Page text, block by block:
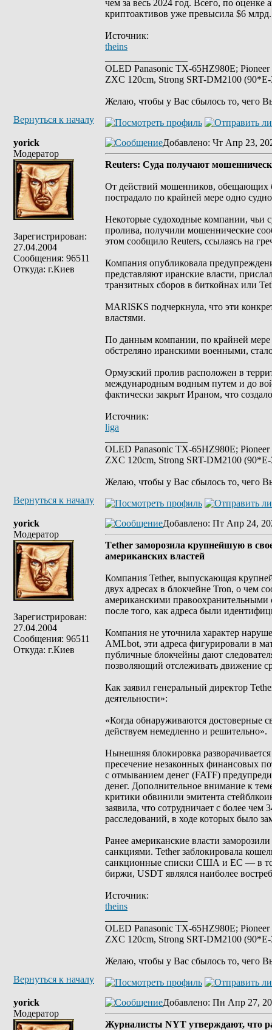
чем за весь 2024 год. Всего, по
криптоактивов уже превысила $6 млрд.
Источник:
theins
OLED Panasonic TX-65HZ980E;
ZXC 120cm, Strong SRT-DM2100
Желаю, чтобы у Вас сбылось то, чего
Вернуться к началу
yorick
Модератор
Зарегистрирован:
27.04.2004
Сообщения: 96511
Откуда: г.Киев
Добавлено: Чт Апр 23,
Reuters: Суда получают
От действий мошенников, обещающих
пострадало по крайней мере одно
Некоторые судоходные компании, чьи
пролива, получили мошеннические
этом сообщило Reuters, ссылаясь на
Компания опубликовала
представляют иранские власти,
транзитных сборов в биткойнах или
MARISKS подчеркнула, что эти
властями.
По данным компании, по крайней мере
обстреляно иранскими военными,
Ормузский пролив расположен в
международным водным путем и до
фактически закрыт Ираном, что
Источник:
liga
OLED Panasonic TX-65HZ980E;
ZXC 120cm, Strong SRT-DM2100
Желаю, чтобы у Вас сбылось то, чего
Вернуться к началу
yorick
Модератор
Зарегистрирован:
27.04.2004
Сообщения: 96511
Откуда: г.Киев
Добавлено: Пт Апр 24,
Тether заморозила крупнейшую в
американских властей
Компания Tether, выпускающая
двух адресах в блокчейне Tron, о чем
американскими
после того, как адреса были
Компания не уточнила характер
AMLbot, эти адреса фигурировали в
публичные блокчейны дают
позволяющий отслеживать движение
Как заявил генеральный директор
деятельности»:
«Когда обнаруживаются достоверные
действуем немедленно и решительно».
Нынешняя блокировка
пресечение незаконных финансовых
с отмыванием денег (FATF)
денег. Дополнительное внимание к
критики обвинили эмитента
заявила, что сотрудничает с более
расследований, в ходе которых было
Ранее американские власти
санкциями. Tether заблокировала
санкционные списки США и ЕС — в
биржи, USDT являлся наиболее
Источник:
theins
OLED Panasonic TX-65HZ980E;
ZXC 120cm, Strong SRT-DM2100
Желаю, чтобы у Вас сбылось то, чего
Вернуться к началу
yorick
Модератор
Добавлено: Пн Апр 27,
Журналисты NYT утверждают, что